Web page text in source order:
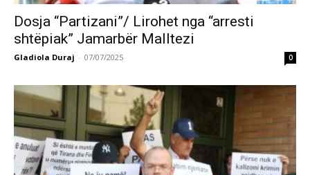
Dosja “Partizani”/ Lirohet nga “arresti
shtëpiak” Jamarbër Malltezi
Gladiola Duraj - 07/07/2025 0